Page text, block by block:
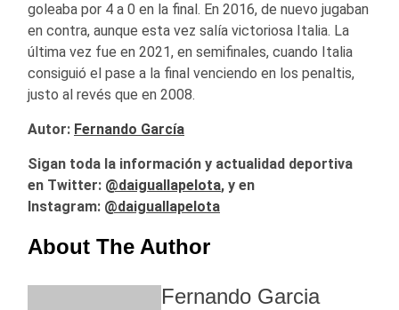
goleaba por 4 a 0 en la final. En 2016, de nuevo jugaban
en contra, aunque esta vez salía victoriosa Italia. La
última vez fue en 2021, en semifinales, cuando Italia
consiguió el pase a la final venciendo en los penaltis,
justo al revés que en 2008.
Autor: Fernando García
Sigan toda la información y actualidad deportiva
en Twitter: @daiguallapelota, y en
Instagram: @daiguallapelota
About The Author
Fernando Garcia